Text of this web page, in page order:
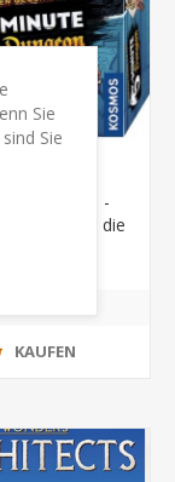
Dungeon -
gegen die
KAUFEN
Sie
Sie